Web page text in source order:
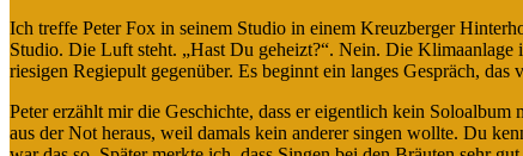
Ich treffe Peter Fox in seinem Studio in einem Kreuzberger
Studio. Die Luft steht. „Hast Du geheizt?“. Nein. Die
riesigen Regiepult gegenüber. Es beginnt ein langes Gespräch,
Peter erzählt mir die Geschichte, dass er eigentlich kein
aus der Not heraus, weil damals kein anderer singen wollte. Du